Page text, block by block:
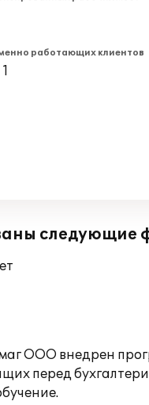
работающих клиентов
следующие
ООО внедрен
перед